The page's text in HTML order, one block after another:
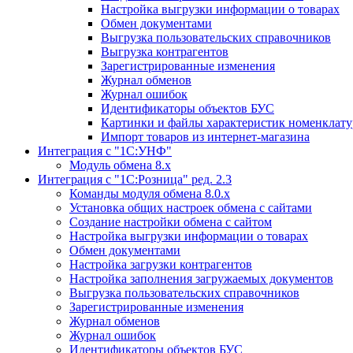
Настройка выгрузки информации о товарах
Обмен документами
Выгрузка пользовательских справочников
Выгрузка контрагентов
Зарегистрированные изменения
Журнал обменов
Журнал ошибок
Идентификаторы объектов БУС
Картинки и файлы характеристик
Импорт товаров из интернет-магазина
Интеграция с "1С:УНФ"
Модуль обмена 8.х
Интеграция с "1С:Розница" ред. 2.3
Команды модуля обмена 8.0.х
Установка общих настроек обмена с сайтами
Создание настройки обмена с сайтом
Настройка выгрузки информации о товарах
Обмен документами
Настройка загрузки контрагентов
Настройка заполнения загружаемых документов
Выгрузка пользовательских справочников
Зарегистрированные изменения
Журнал обменов
Журнал ошибок
Идентификаторы объектов БУС